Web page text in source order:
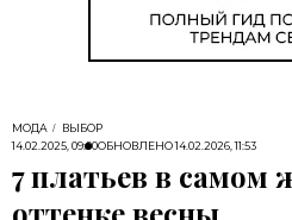
МОДА
ВЫБОР
14.02.2025, 09:00ОБНОВЛЕНО14.02.2026, 11:53
7 платьев в самом